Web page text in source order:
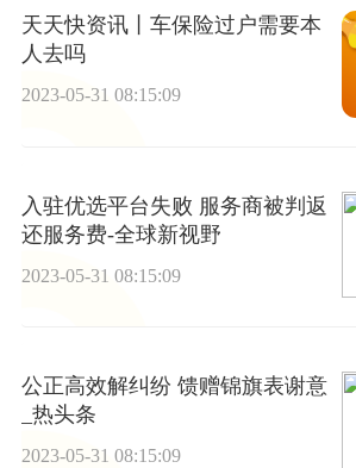
天天快资讯丨车保险过户需要本
人去吗
2023-05-31 08:15:09
入驻优选平台失败 服务商被判返
还服务费-全球新视野
2023-05-31 08:15:09
公正高效解纠纷 馈赠锦旗表谢意
_热头条
2023-05-31 08:15:09